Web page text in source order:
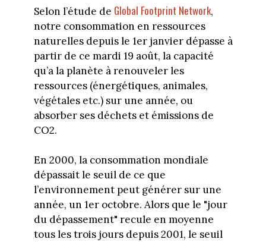
Selon l’étude de Global Footprint Network,
notre consommation en ressources
naturelles depuis le 1er janvier dépasse à
partir de ce mardi 19 août, la capacité
qu’a la planète à renouveler les
ressources (énergétiques, animales,
végétales etc.) sur une année, ou
absorber ses déchets et émissions de
CO2.
En 2000, la consommation mondiale
dépassait le seuil de ce que
l’environnement peut générer sur une
année, un 1er octobre. Alors que le "jour
du dépassement" recule en moyenne
tous les trois jours depuis 2001, le seuil